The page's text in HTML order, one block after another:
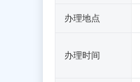
办理地点
办理时间